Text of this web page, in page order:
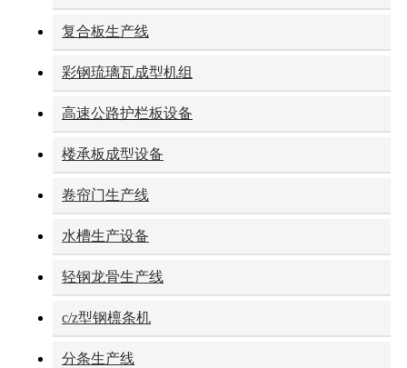
复合板生产线
彩钢琉璃瓦成型机组
高速公路护栏板设备
楼承板成型设备
卷帘门生产线
水槽生产设备
轻钢龙骨生产线
c/z型钢檩条机
分条生产线